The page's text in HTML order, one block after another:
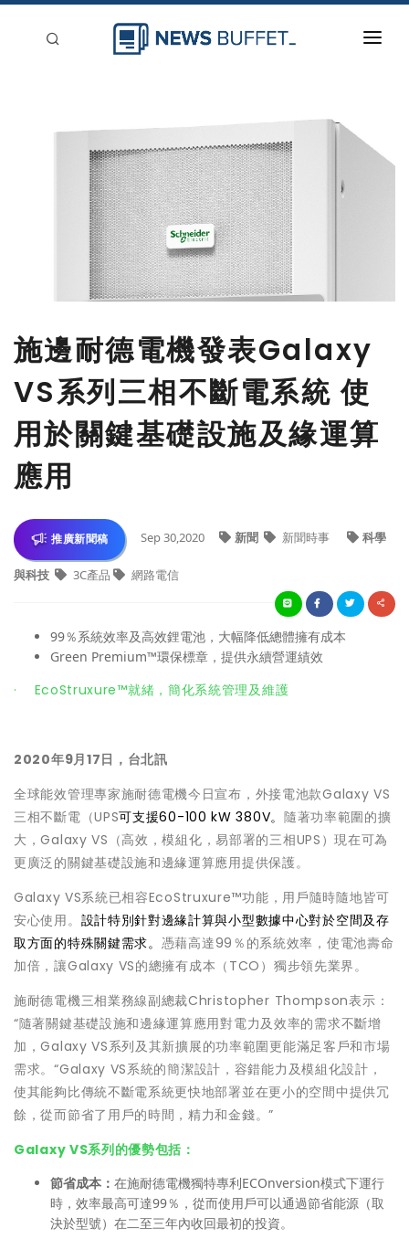
施邊耐德電機發表Galaxy
VS系列三相不斷電系統 使
用於關鍵基礎設施及緣運算
應用
推廣新聞稿 Sep 30,2020 新聞 新聞時事 科學
與科技 3C產品 網路電信
99％系統效率及高效鋰電池，大幅降低總體擁有成本
Green Premium™環保標章，提供永續營運績效
· EcoStruxure™就緒，簡化系統管理及維護
2020年9月17日，台北訊
全球能效管理專家施耐德電機今日宣布，外接電池款Galaxy VS
三相不斷電（UPS可支援60-100 kW 380V。 隨著功率範圍的擴
大，Galaxy VS（高效，模組化，易部署的三相UPS）現在可為
更廣泛的關鍵基礎設施和邊緣運算應用提供保護。
Galaxy VS系統已相容EcoStruxure™功能，用戶隨時隨地皆可
安心使用。 設計特別針對邊緣計算與小型數據中心對於空間及存
取方面的特殊關鍵需求。 憑藉高達99％的系統效率，使電池壽命
加倍，讓Galaxy VS的總擁有成本（TCO）獨步領先業界。
施耐德電機三相業務線副總裁Christopher Thompson表示：
“隨著關鍵基礎設施和邊緣運算應用對電力及效率的需求不斷增
加，Galaxy VS系列及其新擴展的功率範圍更能滿足客戶和市場
需求。“Galaxy VS系統的簡潔設計，容錯能力及模組化設計，
使其能夠比傳統不斷電系統更快地部署並在更小的空間中提供冗
餘，從而節省了用戶的時間，精力和金錢。”
Galaxy VS系列的優勢包括：
節省成本： 在施耐德電機獨特專利ECOnversion模式下運行
時，效率最高可達99％，從而使用戶可以通過節省能源（取
決於型號）在二至三年內收回最初的投資。